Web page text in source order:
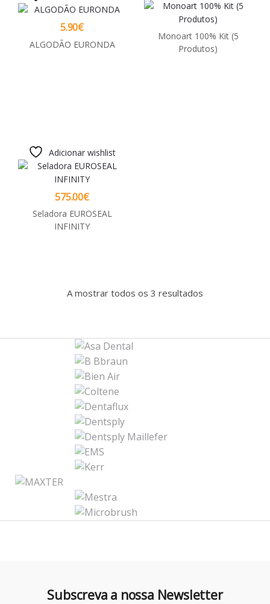
5.90€
ALGODÃO EURONDA
Monoart 100% Kit (5
Produtos)
Adicionar wishlist
575.00€
Seladora EUROSEAL
INFINITY
A mostrar todos os 3 resultados
Subscreva a nossa Newsletter